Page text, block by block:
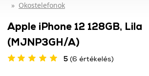
Okostelefonok
Apple iPhone 12 128GB, Lila
(MJNP3GH/A)
5 (6 értékelés)